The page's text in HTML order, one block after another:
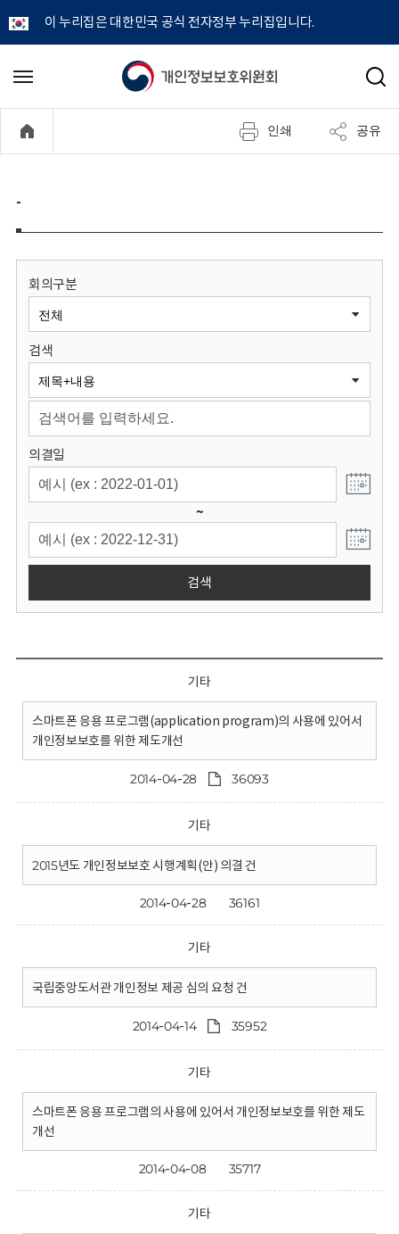
이 누리집은 대한민국 공식 전자정부 누리집입니다.
개
정
보
원
회
메
기
검
인쇄 공유
-
회의구분
검색
의결일
~
검색
기타
스마트폰 응용 프로그램(application program)의 사용에 있어서
개인정보보호를 위한 제도개선
2014-04-28 36093
기타
2015년도 개인정보보호 시행계획(안) 의결 건
2014-04-28 36161
기타
국립중앙도서관 개인정보 제공 심의 요청 건
2014-04-14 35952
기타
스마트폰 응용 프로그램의 사용에 있어서 개인정보보호를 위한 제도
개선
2014-04-08 35717
기타